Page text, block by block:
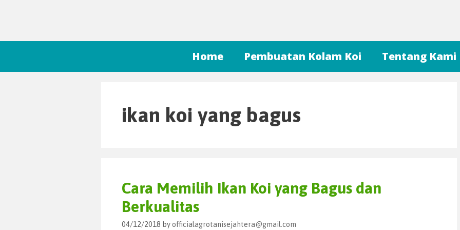
Home Pembuatan Kolam Koi Tentang Kami
ikan koi yang bagus
Cara Memilih Ikan Koi yang Bagus dan
Berkualitas
04/12/2018 byofficialagrotanisejahtera@gmail.com